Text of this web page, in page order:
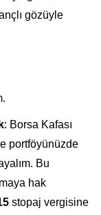
gözüyle
: Borsa Kafası
portföyünüzde
Bu
hak
stopaj vergisine